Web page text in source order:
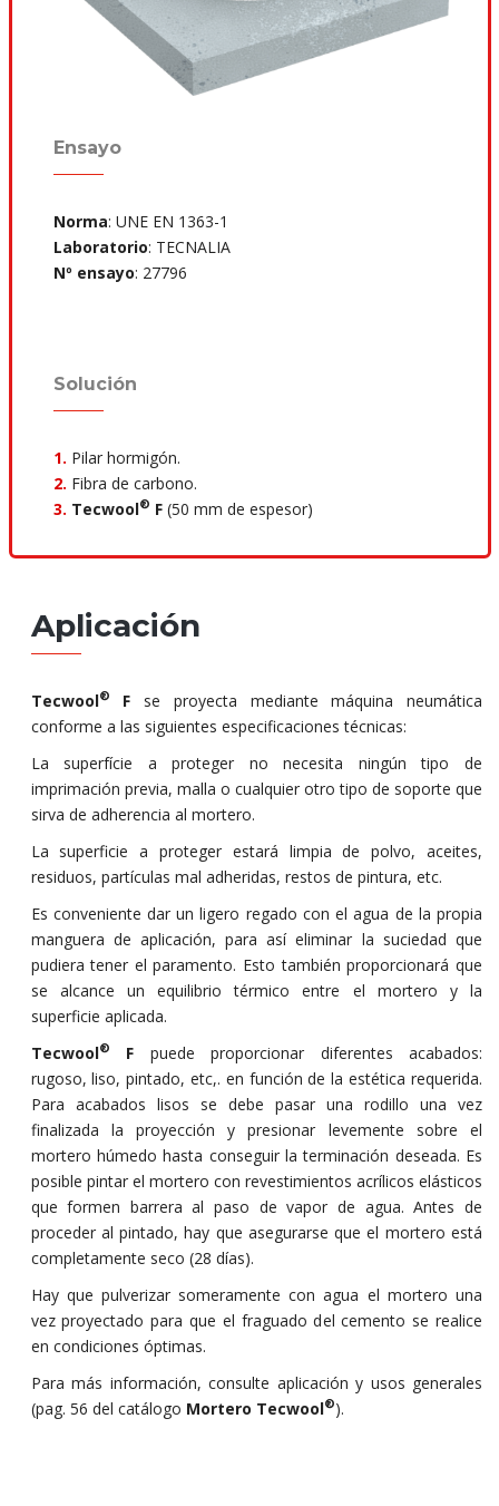
Ensayo
Norma: UNE EN 1363-1
Laboratorio: TECNALIA
Nº ensayo: 27796
Solución
1. Pilar hormigón.
2. Fibra de carbono.
3. Tecwool® F (50 mm de espesor)
Aplicación
Tecwool® F se proyecta mediante máquina neumática
conforme a las siguientes especificaciones técnicas:
La superfície a proteger no necesita ningún tipo de
imprimación previa, malla o cualquier otro tipo de soporte que
sirva de adherencia al mortero.
La superficie a proteger estará limpia de polvo, aceites,
residuos, partículas mal adheridas, restos de pintura, etc.
Es conveniente dar un ligero regado con el agua de la propia
manguera de aplicación, para así eliminar la suciedad que
pudiera tener el paramento. Esto también proporcionará que
se alcance un equilibrio térmico entre el mortero y la
superficie aplicada.
Tecwool® F puede proporcionar diferentes acabados:
rugoso, liso, pintado, etc,. en función de la estética requerida.
Para acabados lisos se debe pasar una rodillo una vez
finalizada la proyección y presionar levemente sobre el
mortero húmedo hasta conseguir la terminación deseada. Es
posible pintar el mortero con revestimientos acrílicos elásticos
que formen barrera al paso de vapor de agua. Antes de
proceder al pintado, hay que asegurarse que el mortero está
completamente seco (28 días).
Hay que pulverizar someramente con agua el mortero una
vez proyectado para que el fraguado del cemento se realice
en condiciones óptimas.
Para más información, consulte aplicación y usos generales
(pag. 56 del catálogo Mortero Tecwool®).